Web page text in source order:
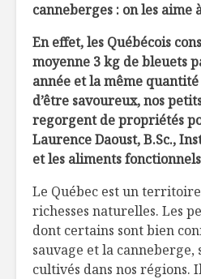
canneberges : on les aime
En effet, les Québécois
moyenne 3 kg de bleuets
année et la même
d’être savoureux, nos
regorgent de propriétés
Laurence Daoust, B.Sc.,
et les aliments fonctionnels
Le Québec est un
richesses naturelles. Les
dont certains sont bien
sauvage et la
cultivés dans nos régions.
Star of
tonique
Toujours
temps de crise
Êtes-vous une
bibitte à sucre?